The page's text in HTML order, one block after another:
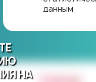
данным
НА